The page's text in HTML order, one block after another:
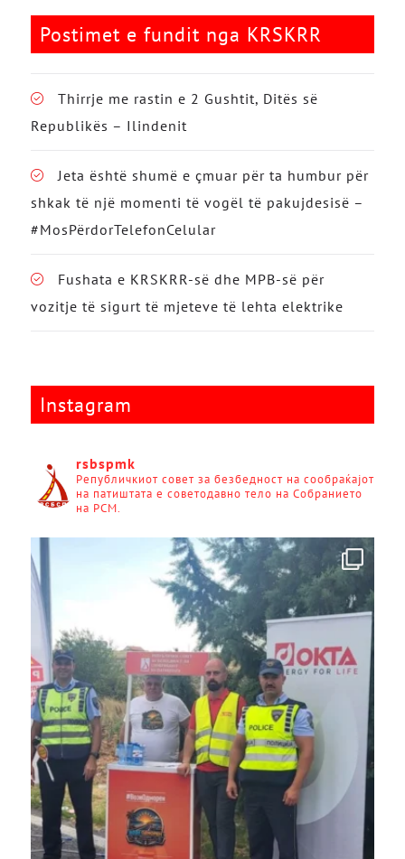
Postimet e fundit nga KRSKRR
Thirrje me rastin e 2 Gushtit, Ditës së
Republikës – Ilindenit
Jeta është shumë e çmuar për ta humbur për
shkak të një momenti të vogël të pakujdesisë –
#MosPërdorTelefonCelular
Fushata e KRSKRR-së dhe MPB-së për
vozitje të sigurt të mjeteve të lehta elektrike
Instagram
rsbspmk
Републичкиот совет за безбедност на сообраќајот
на патиштата е советодавно тело на Собранието
на РСМ.